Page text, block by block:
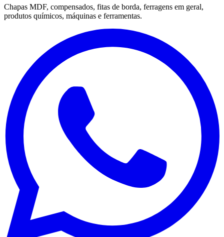
Chapas MDF, compensados, fitas de borda, ferragens em geral,
produtos químicos, máquinas e ferramentas.